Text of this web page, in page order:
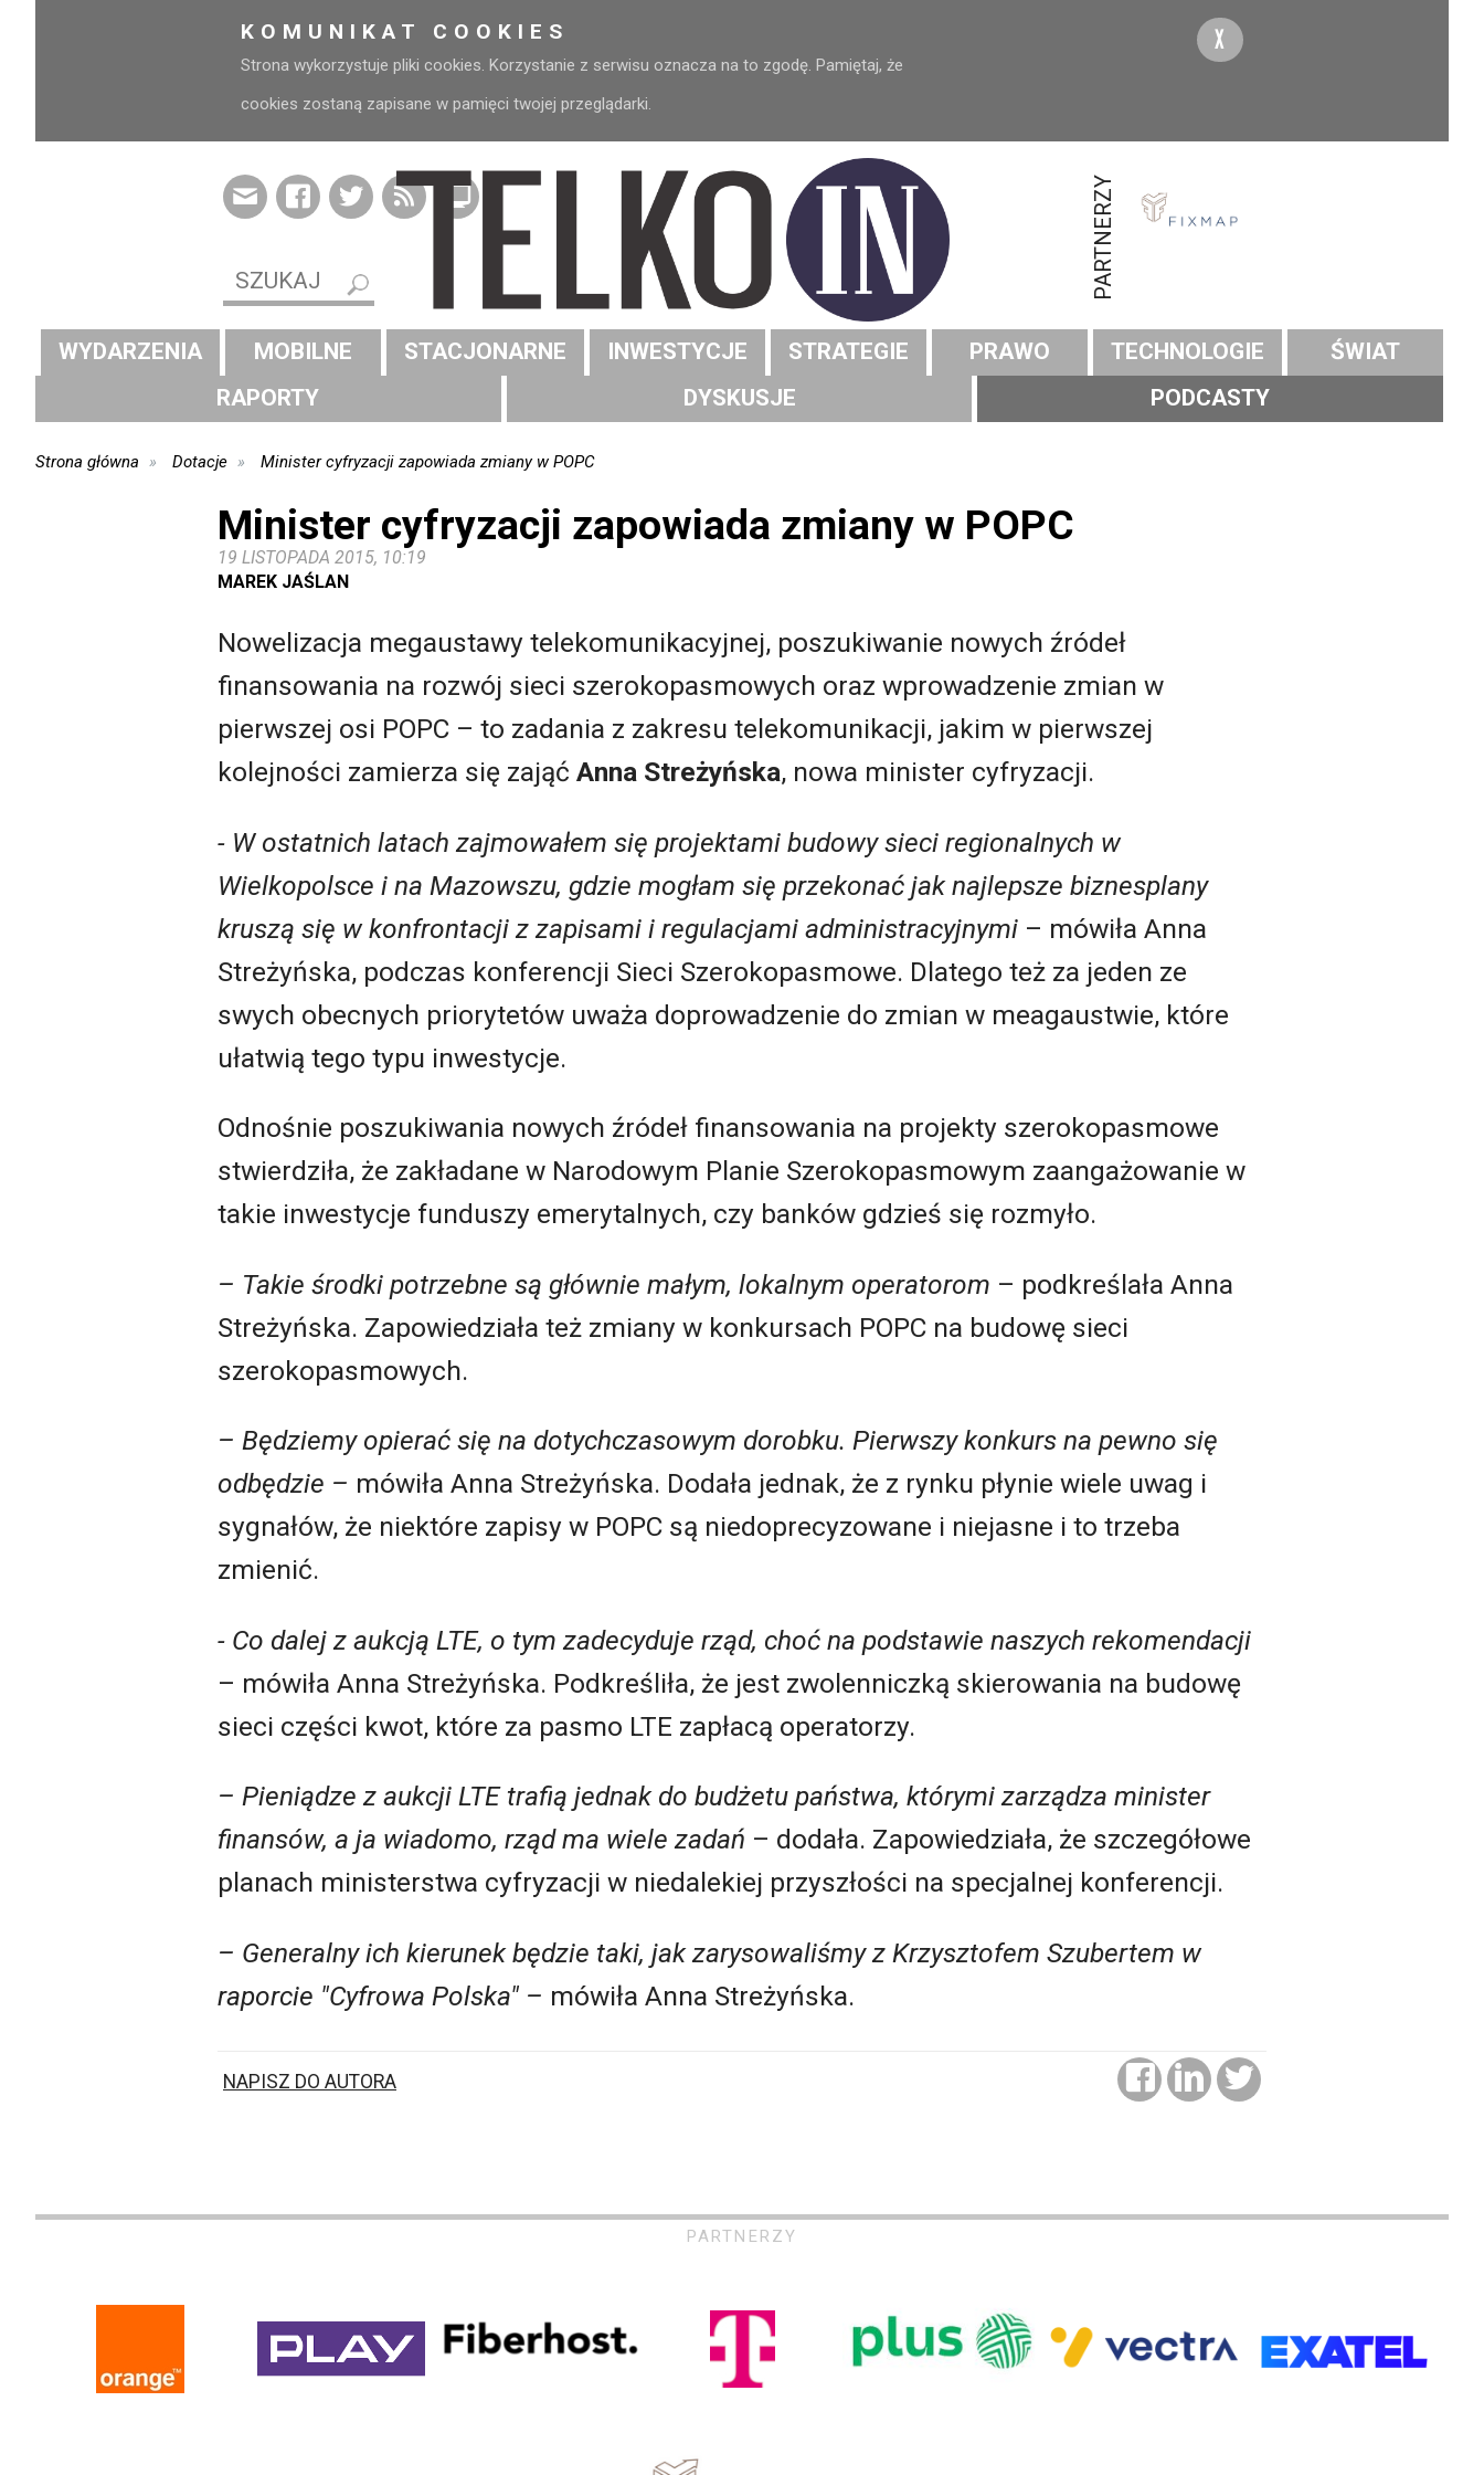
KOMUNIKAT COOKIES
Strona wykorzystuje pliki cookies. Korzystanie z serwisu oznacza na to zgodę. Pamiętaj, że
cookies zostaną zapisane w pamięci twojej przeglądarki.
X
PARTNERZY
WYDARZENIA MOBILNE STACJONARNE INWESTYCJE STRATEGIE PRAWO TECHNOLOGIE
ŚWIAT
RAPORTY
DYSKUSJE PODCASTY
Strona główna Dotacje Minister cyfryzacji zapowiada zmiany w POPC
Minister cyfryzacji zapowiada zmiany w POPC
19 LISTOPADA 2015, 10:19
MAREK JAŚLAN
Nowelizacja megaustawy telekomunikacyjnej, poszukiwanie nowych źródeł
finansowania na rozwój sieci szerokopasmowych oraz wprowadzenie zmian w
pierwszej osi POPC – to zadania z zakresu telekomunikacji, jakim w pierwszej
kolejności zamierza się zająć Anna Streżyńska, nowa minister cyfryzacji.
- W ostatnich latach zajmowałem się projektami budowy sieci regionalnych w
Wielkopolsce i na Mazowszu, gdzie mogłam się przekonać jak najlepsze biznesplany
kruszą się w konfrontacji z zapisami i regulacjami administracyjnymi – mówiła Anna
Streżyńska, podczas konferencji Sieci Szerokopasmowe. Dlatego też za jeden ze
swych obecnych priorytetów uważa doprowadzenie do zmian w meagaustwie, które
ułatwią tego typu inwestycje.
Odnośnie poszukiwania nowych źródeł finansowania na projekty szerokopasmowe
stwierdziła, że zakładane w Narodowym Planie Szerokopasmowym zaangażowanie w
takie inwestycje funduszy emerytalnych, czy banków gdzieś się rozmyło.
– Takie środki potrzebne są głównie małym, lokalnym operatorom – podkreślała Anna
Streżyńska. Zapowiedziała też zmiany w konkursach POPC na budowę sieci
szerokopasmowych.
– Będziemy opierać się na dotychczasowym dorobku. Pierwszy konkurs na pewno się
odbędzie – mówiła Anna Streżyńska. Dodała jednak, że z rynku płynie wiele uwag i
sygnałów, że niektóre zapisy w POPC są niedoprecyzowane i niejasne i to trzeba
zmienić.
- Co dalej z aukcją LTE, o tym zadecyduje rząd, choć na podstawie naszych rekomendacji
– mówiła Anna Streżyńska. Podkreśliła, że jest zwolenniczką skierowania na budowę
sieci części kwot, które za pasmo LTE zapłacą operatorzy.
– Pieniądze z aukcji LTE trafią jednak do budżetu państwa, którymi zarządza minister
finansów, a ja wiadomo, rząd ma wiele zadań – dodała. Zapowiedziała, że szczegółowe
planach ministerstwa cyfryzacji w niedalekiej przyszłości na specjalnej konferencji.
– Generalny ich kierunek będzie taki, jak zarysowaliśmy z Krzysztofem Szubertem w
raporcie "Cyfrowa Polska" – mówiła Anna Streżyńska.
NAPISZ DO AUTORA
PARTNERZY